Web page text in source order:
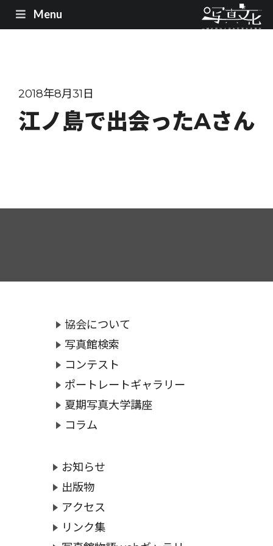
Menu
2018年8月31日
江ノ島で出会ったAさん
協会について
写真館検索
コンテスト
ポートレートギャラリー
夏期写真大学講座
コラム
お知らせ
出版物
アクセス
リンク集